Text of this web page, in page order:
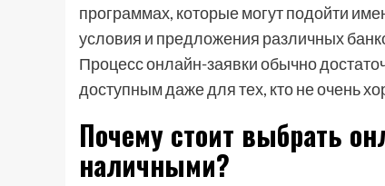
программах, которые могут подойти
условия и предложения различных
Процесс онлайн-заявки обычно
доступным даже для тех, кто не очень
Почему стоит выбрать
наличными?